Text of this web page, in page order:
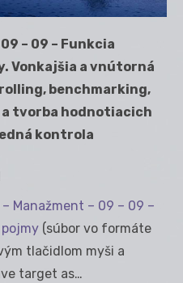
– 09 – Funkcia
Vonkajšia a vnútorná
benchmarking,
tvorba hodnotiacich
kontrola
Manažment – 09 – 09 –
(súbor vo formáte
tlačidlom myši a
target as…